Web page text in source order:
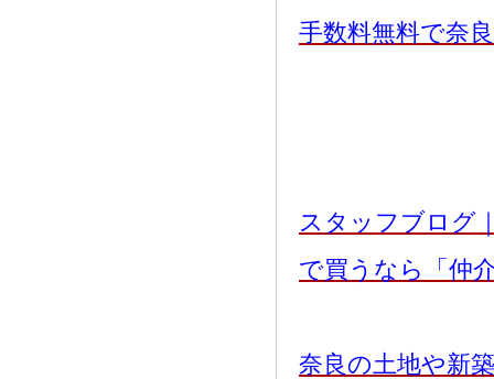
手数料無料で奈
スタッフブログ
で買うなら「仲
奈良の土地や新